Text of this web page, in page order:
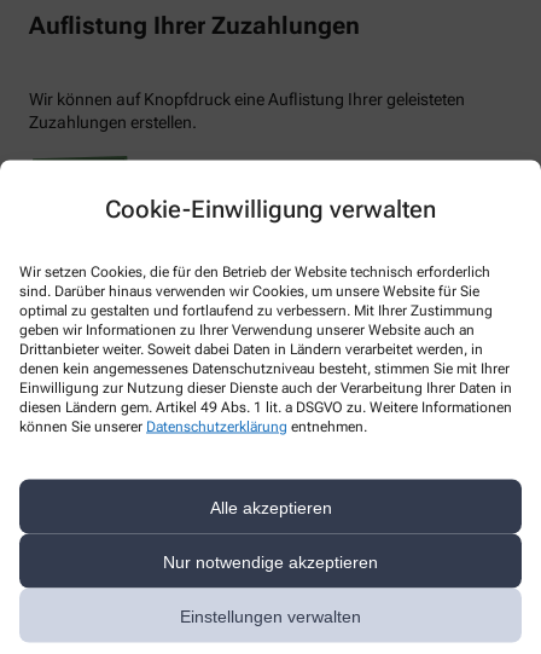
Cookie-Einwilligung verwalten
Wir setzen Cookies, die für den Betrieb der Website technisch erforderlich
sind. Darüber hinaus verwenden wir Cookies, um unsere Website für Sie
optimal zu gestalten und fortlaufend zu verbessern. Mit Ihrer Zustimmung
geben wir Informationen zu Ihrer Verwendung unserer Website auch an
Drittanbieter weiter. Soweit dabei Daten in Ländern verarbeitet werden, in
denen kein angemessenes Datenschutzniveau besteht, stimmen Sie mit Ihrer
Einwilligung zur Nutzung dieser Dienste auch der Verarbeitung Ihrer Daten in
diesen Ländern gem. Artikel 49 Abs. 1 lit. a DSGVO zu. Weitere Informationen
können Sie unserer Datenschutzerklärung entnehmen.
Alle akzeptieren
Nur notwendige akzeptieren
Einstellungen verwalten
Auflistung Ihrer Zuzahlungen
Wir können auf Knopfdruck eine Auflistung Ihrer geleisteten
Zuzahlungen erstellen.
Nachweis Ihrer Befreiung
Wenn Sie einen Ausweis über die Befreiung der gesetzlichen
Zuzahlung haben, können wir diese Info speichern und Sie
müssen Ihren Ausweis nicht immer vorzeigen.
Kundenkarte beantragen
Anrede